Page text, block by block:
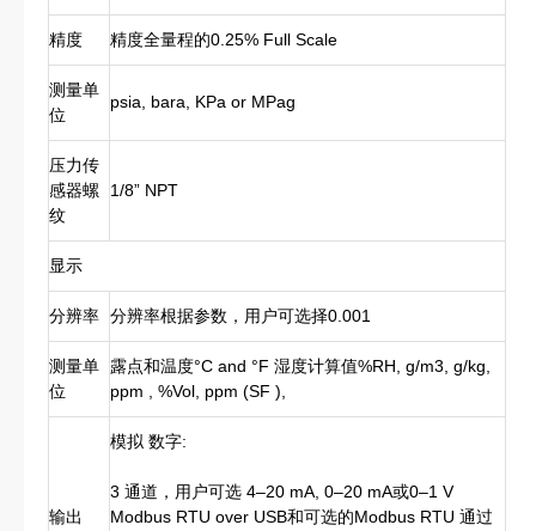
精度 精度全量程的0.25% Full Scale
测量单
位
psia, bara, KPa or MPag
压力传
感器螺
纹
1/8” NPT
显示
分辨率 分辨率根据参数，用户可选择0.001
测量单
位
露点和温度°C and °F 湿度计算值%RH, g/m3, g/kg,
ppm , %Vol, ppm (SF ),
输出
模拟 数字:
3 通道，用户可选 4–20 mA, 0–20 mA或0–1 V
Modbus RTU over USB和可选的Modbus RTU 通过